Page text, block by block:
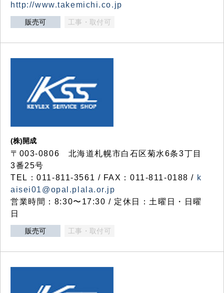
http://www.takemichi.co.jp
販売可 工事・取付可
(株)開成
〒003-0806 北海道札幌市白石区菊水6条3丁目
3番25号
TEL：011-811-3561 / FAX：011-811-0188 / k
aisei01@opal.plala.or.jp
営業時間：8:30〜17:30 / 定休日：土曜日・日曜
日
販売可 工事・取付可